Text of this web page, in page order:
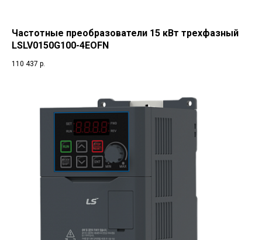
Частотные преобразователи 15 кВт трехфазный
LSLV0150G100-4EOFN
110 437 р.